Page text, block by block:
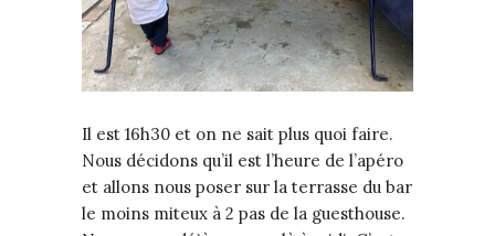
Il est 16h30 et on ne sait plus quoi faire.
Nous décidons qu’il est l’heure de l’apéro
et allons nous poser sur la terrasse du bar
le moins miteux à 2 pas de la guesthouse.